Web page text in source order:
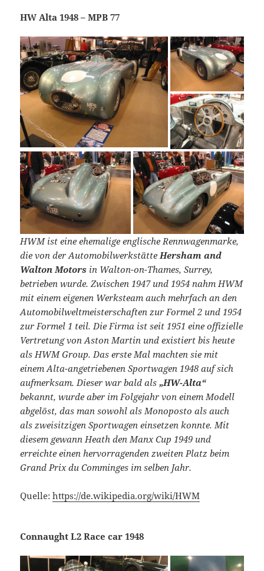
HW Alta 1948 – MPB 77
HWM ist eine ehemalige englische Rennwagenmarke,
die von der AutomobilwerkstätteHersham and
Walton Motors in Walton-on-Thames, Surrey,
betrieben wurde. Zwischen 1947 und 1954 nahm HWM
mit einem eigenen Werksteam auch mehrfach an den
Automobilweltmeisterschaften zur Formel 2 und 1954
zur Formel 1 teil. Die Firma ist seit 1951 eine offizielle
Vertretung von Aston Martin und existiert bis heute
als HWM Group. Das erste Mal machten sie mit
einem Alta-angetriebenen Sportwagen 1948 auf sich
aufmerksam. Dieser war bald als„HW-Alta“
bekannt, wurde aber im Folgejahr von einem Modell
abgelöst, das man sowohl als Monoposto als auch
als zweisitzigen Sportwagen einsetzen konnte. Mit
diesem gewann Heath den Manx Cup 1949 und
erreichte einen hervorragenden zweiten Platz beim
Grand Prix du Comminges im selben Jahr.
Quelle:https://de.wikipedia.org/wiki/HWM
Connaught L2 Race car 1948